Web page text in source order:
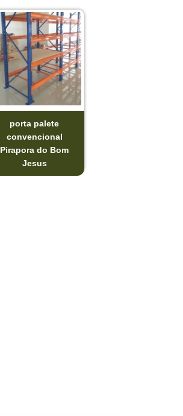
porta palete
convencional
Pirapora do Bom
Jesus